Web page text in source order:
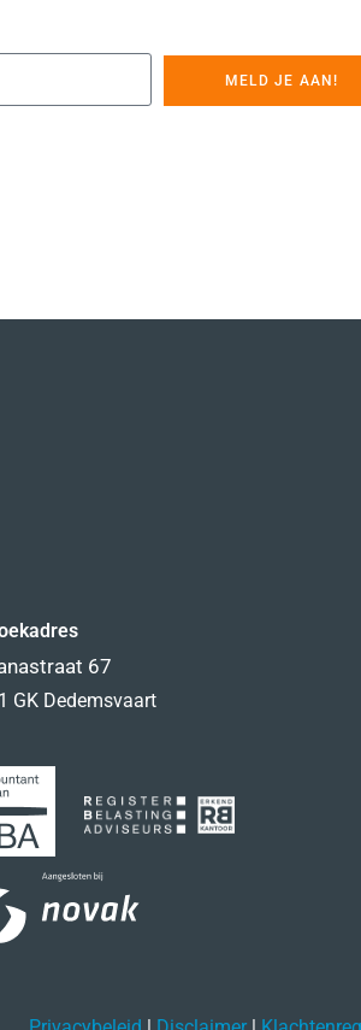
MELD JE AAN!
67
GK Dedemsvaart